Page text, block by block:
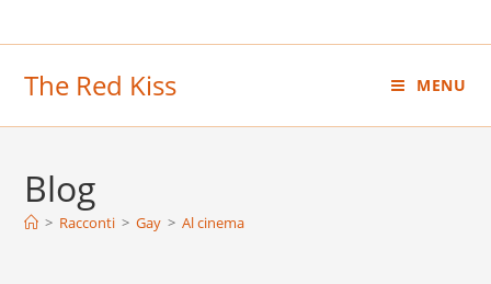
al
The Red Kiss MENU
Blog
> Racconti > Gay > Al cinema